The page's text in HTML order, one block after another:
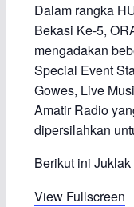
Dalam rangka
Bekasi Ke-5,
mengadakan
Special Event
Gowes, Live
Amatir Radio
dipersilahkan
Berikut ini
View Fullscreen